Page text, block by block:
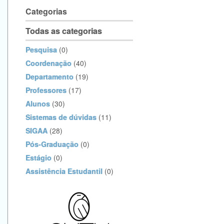
Categorias
Todas as categorias
Pesquisa (0)
Coordenação (40)
Departamento (19)
Professores (17)
Alunos (30)
Sistemas de dúvidas (11)
SIGAA (28)
Pós-Graduação (0)
Estágio (0)
Assistência Estudantil (0)